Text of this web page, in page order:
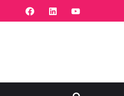
FaceBookLinkedinYoutube